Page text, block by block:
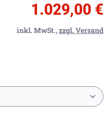
1.029,00 €
inkl. MwSt.,zzgl. Versand